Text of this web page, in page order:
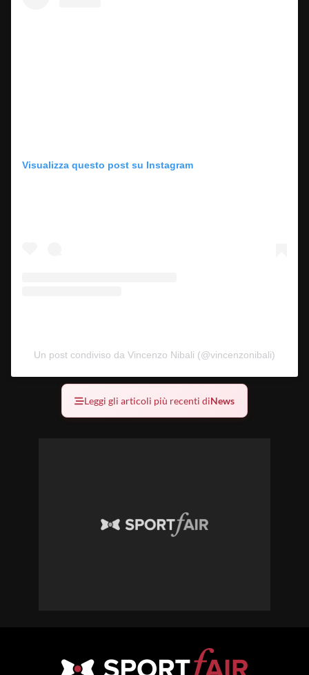
Visualizza questo post su Instagram
Un post condiviso da Vincenzo Nibali (@vincenzonibali)
Leggi gli articoli più recenti diNews